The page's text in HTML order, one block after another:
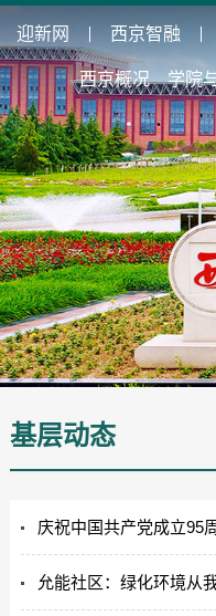
迎新网 西京智融
西京概况 学院
基层动态
庆祝中国共产党成立95
允能社区：绿化环境从